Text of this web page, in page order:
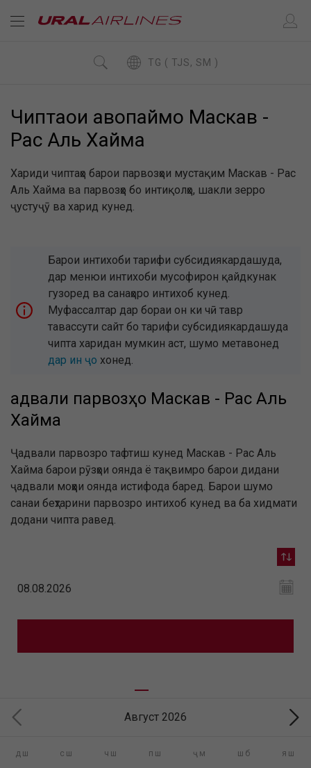
TG ( TJS, SM )
Чиптаҳои ҳавопаймо Маскав -
Рас Аль Хайма
Хариди чиптаҳо барои парвозҳои мустақим Маскав - Рас
Аль Хайма ва парвозҳо бо интиқолҳо, шакли зерро
ҷустуҷӯ ва харид кунед.
Барои интихоби тарифи субсидиякардашуда,
дар менюи интихоби мусофирон қайдкунак
гузоред ва санаҳоро интихоб кунед.
Муфассалтар дар бораи он ки чӣ тавр
тавассути сайт бо тарифи субсидиякардашуда
чипта харидан мумкин аст, шумо метавонед
дар ин ҷо хонед.
Ҷадвали парвозҳо Маскав - Рас Аль
Хайма
Ҷадвали парвозро тафтиш кунед Маскав - Рас Аль
Хайма барои рӯзҳои оянда ё тақвимро барои дидани
ҷадвали моҳҳои оянда истифода баред. Барои шумо
санаи беҳтарини парвозро интихоб кунед ва ба хидмати
додани чипта равед.
Август 2026
дш сш чш пш ҷм шб яш